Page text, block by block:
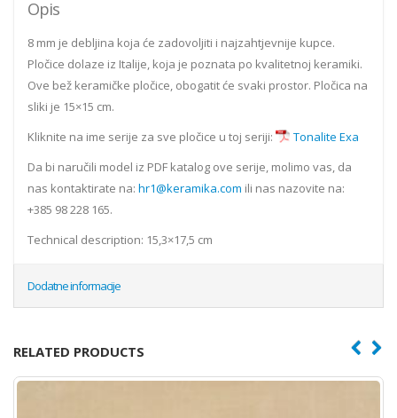
Opis
8 mm je debljina koja će zadovoljiti i najzahtjevnije kupce.
Pločice dolaze iz Italije, koja je poznata po kvalitetnoj keramiki.
Ove bež keramičke pločice, obogatit će svaki prostor. Pločica na
sliki je 15×15 cm.
Kliknite na ime serije za sve pločice u toj seriji:
Tonalite Exa
Da bi naručili model iz PDF katalog ove serije, molimo vas, da
nas kontaktirate na: hr1@keramika.com ili nas nazovite na:
+385 98 228 165.
Technical description: 15,3×17,5 cm
Dodatne informacije
RELATED PRODUCTS